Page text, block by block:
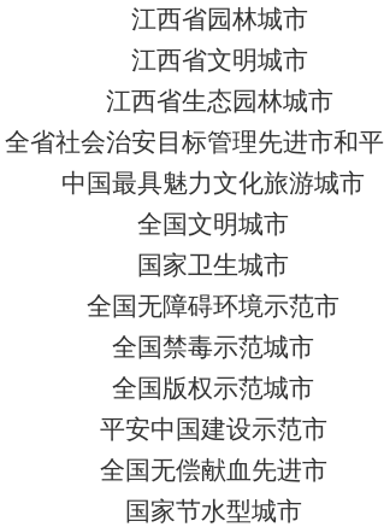
江西省园林城市
江西省文明城市
江西省生态园林城市
全省社会治安目标管理先进市和
中国最具魅力文化旅游城市
全国文明城市
国家卫生城市
全国无障碍环境示范市
全国禁毒示范城市
全国版权示范城市
平安中国建设示范市
全国无偿献血先进市
国家节水型城市